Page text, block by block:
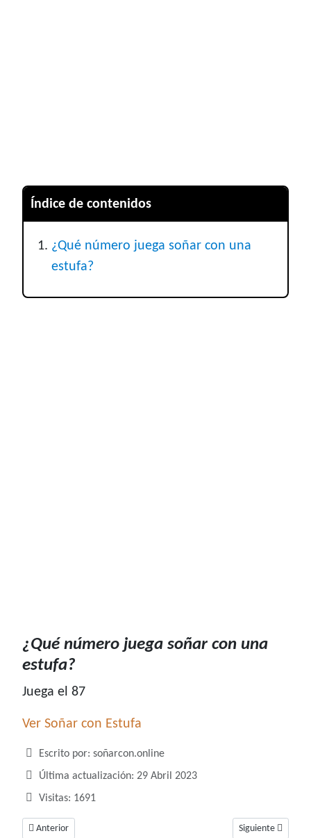
Índice de contenidos
¿Qué número juega soñar con una
estufa?
¿Qué número juega soñar con una
estufa?
Juega el 87
Ver Soñar con Estufa
Detalles
Escrito por: soñarcon.online
Última actualización: 29 Abril 2023
Visitas: 1691
Artículo anterior: ¿Qué número juega soñar con estrellas fugaces?
Anterior Artículo siguiente:
Siguiente